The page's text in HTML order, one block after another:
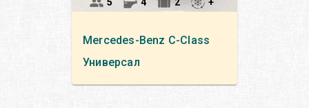
Mercedes-Benz C-Class
Универсал